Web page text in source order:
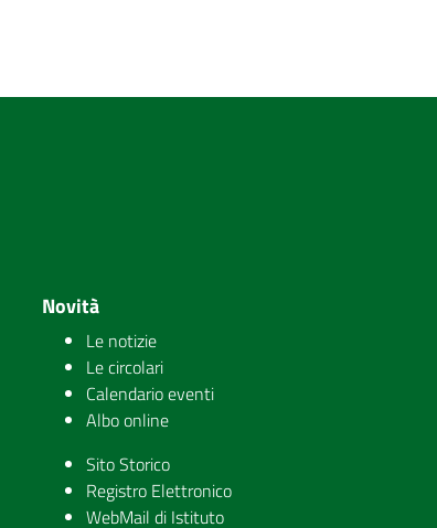
Novità
Le notizie
Le circolari
Calendario eventi
Albo online
Sito Storico
Registro Elettronico
WebMail di Istituto